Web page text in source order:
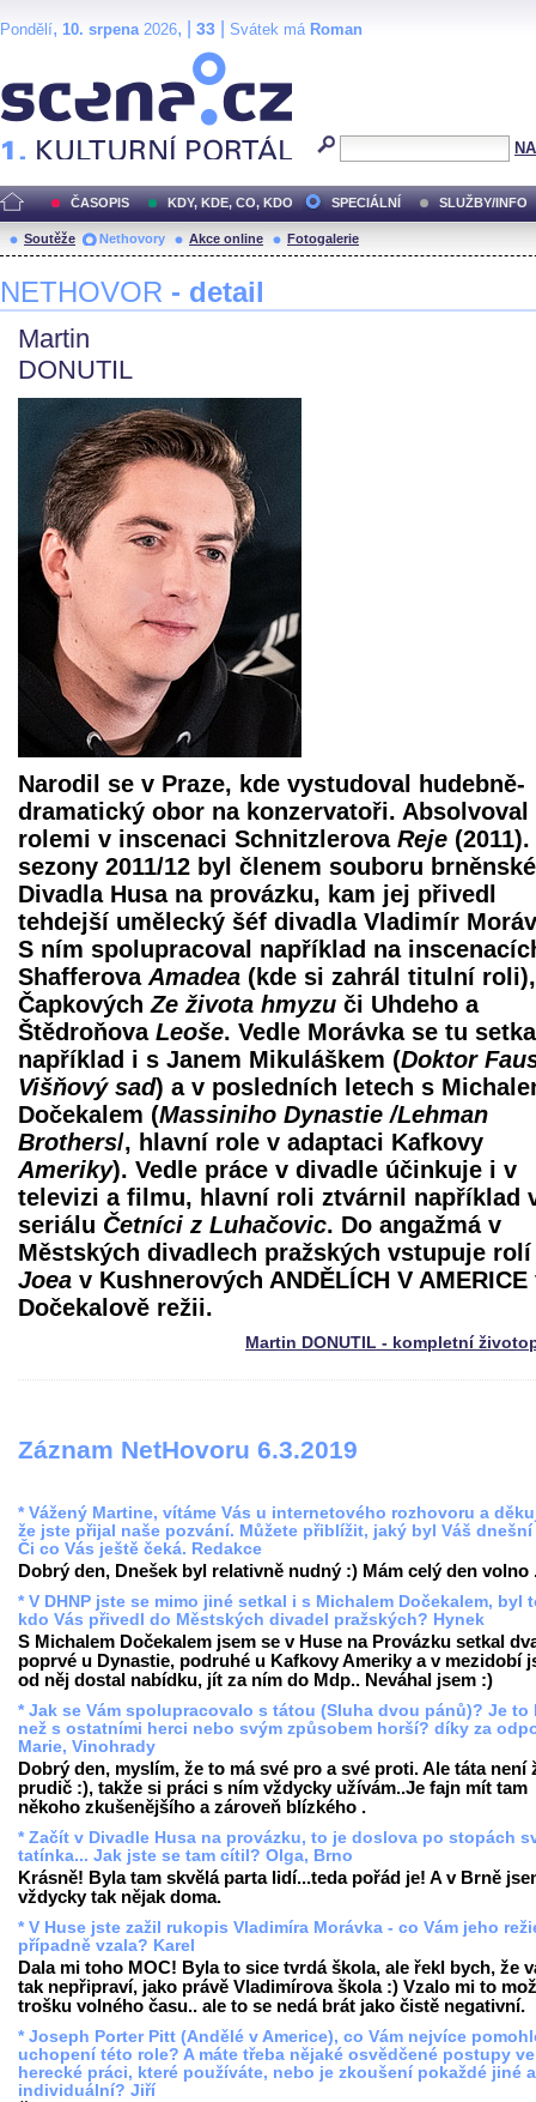
Pondělí, 10. srpena2026, | 33 Svátek má Roman
ČASOPIS KDY, KDE, CO, KDO SPECIÁLNÍ SLUŽBY/INFO
Soutěže Nethovory Akce online Fotogalerie
NETHOVOR - detail
Martin
DONUTIL
Narodil se v Praze, kde vystudoval hudebně-
dramatický obor na konzervatoři. Absolvoval
rolemi v inscenaci Schnitzlerova Reje
sezony 2011/12 byl členem souboru
Divadla Husa na provázku, kam jej přivedl
tehdejší umělecký šéf divadla Vladimír
S ním spolupracoval například na
Shafferova Amadea (kde si zahrál titulní roli),
ČapkovýchZe života hmyzu či Uhdeho a
Štědroňova Leoše. Vedle Morávka se tu
například i s Janem Mikuláškem (Doktor
Višňový sad) a v posledních letech s
Dočekalem (Massiniho Dynastie /Lehman
Brothers/, hlavní role v adaptaci Kafkovy
Ameriky). Vedle práce v divadle účinkuje i v
televizi a filmu, hlavní roli ztvárnil například
seriálu Četníci z Luhačovic. Do angažmá v
Městských divadlech pražských vstupuje rolí
Joea v Kushnerových ANDĚLÍCH V AMERICE
Dočekalově režii.
Martin DONUTIL - kompletní
Záznam NetHovoru 6.3.2019
* Vážený Martine, vítáme Vás u internetového rozhovoru a
že jste přijal naše pozvání. Můžete přiblížit, jaký byl Váš dnešní
Či co Vás ještě čeká. Redakce
Dobrý den, Dnešek byl relativně nudný :) Mám celý den volno
* V DHNP jste se mimo jiné setkal i s Michalem Dočekalem, byl
kdo Vás přivedl do Městských divadel pražských? Hynek
S Michalem Dočekalem jsem se v Huse na Provázku setkal
poprvé u Dynastie, podruhé u Kafkovy Ameriky a v mezidobí
od něj dostal nabídku, jít za ním do Mdp.. Neváhal jsem :)
* Jak se Vám spolupracovalo s tátou (Sluha dvou pánů)? Je to
než s ostatními herci nebo svým způsobem horší? díky za
Marie, Vinohrady
Dobrý den, myslím, že to má své pro a své proti. Ale táta není
prudič :), takže si práci s ním vždycky užívám..Je fajn mít tam
někoho zkušenějšího a zároveň blízkého .
* Začít v Divadle Husa na provázku, to je doslova po stopách
tatínka... Jak jste se tam cítil? Olga, Brno
Krásně! Byla tam skvělá parta lidí...teda pořád je! A v Brně
vždycky tak nějak doma.
* V Huse jste zažil rukopis Vladimíra Morávka - co Vám jeho
případně vzala? Karel
Dala mi toho MOC! Byla to sice tvrdá škola, ale řekl bych, že
tak nepřipraví, jako právě Vladimírova škola :) Vzalo mi to
trošku volného času.. ale to se nedá brát jako čistě negativní.
* Joseph Porter Pitt (Andělé v Americe), co Vám nejvíce
uchopení této role? A máte třeba nějaké osvědčené postupy ve
herecké práci, které používáte, nebo je zkoušení pokaždé jiné a
individuální? Jiří